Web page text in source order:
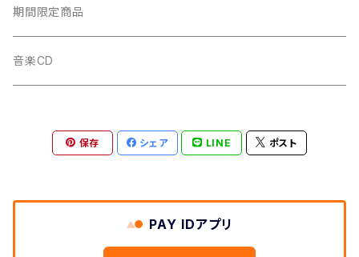
黒系
白系
黒系
赤、ピンク系
佐藤えりか
黒系
白系
黒系
赤、ピンク系
佐藤えりか
れな
期間限定商品
音楽CD
保存 シェア LINE ポスト
PAY IDアプリ